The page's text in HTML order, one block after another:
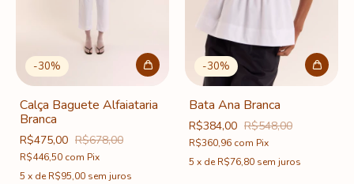
-30%
Calça Baguete Alfaiataria
Branca
R$475,00 R$678,00
R$446,50 com Pix
5 x deR$95,00 sem juros
-30%
Bata Ana Branca
R$384,00 R$548,00
R$360,96 com Pix
5 x deR$76,80 sem juros